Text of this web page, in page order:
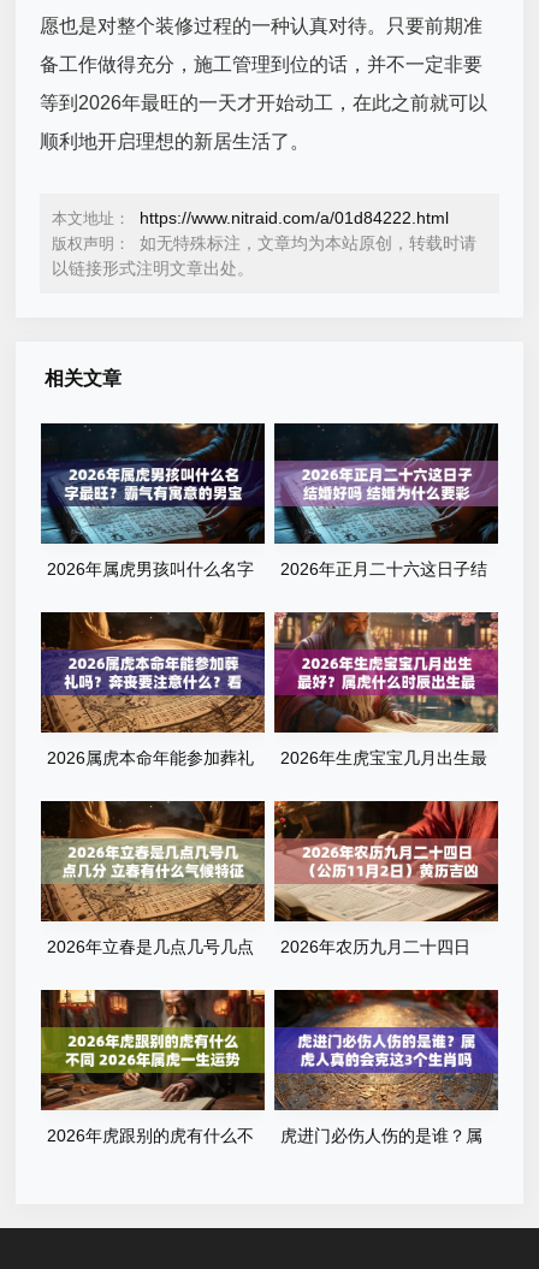
愿也是对整个装修过程的一种认真对待。只要前期准
备工作做得充分，施工管理到位的话，并不一定非要
等到2026年最旺的一天才开始动工，在此之前就可以
顺利地开启理想的新居生活了。
本文地址： https://www.nitraid.com/a/01d84222.html
版权声明：
如无特殊标注，文章均为本站原创，转载时请
以链接形式注明文章出处。
相关文章
2026年属虎男孩叫什么名字
字清单
2026年正月二十六这日子结
2026属虎本命年能参加葬礼
篇就懂了
2026年生虎宝宝几月出生最
运？全解析来了
2026年立春是几点几号几点
2026年农历九月二十四日
询：当天几点是吉时？
2026年虎跟别的虎有什么不
虎进门必伤人伤的是谁？属